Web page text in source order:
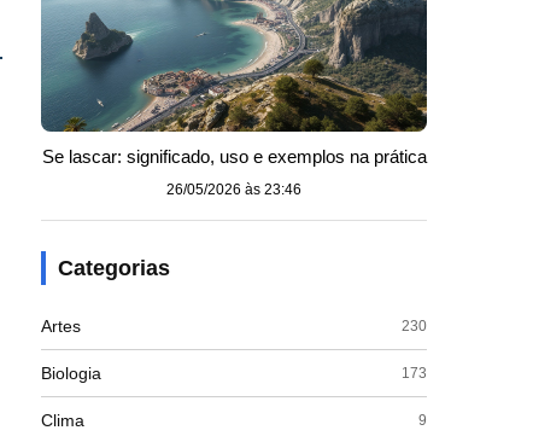
Se lascar: significado, uso e exemplos na prática
26/05/2026 às 23:46
Categorias
Artes 230
Biologia 173
Clima 9